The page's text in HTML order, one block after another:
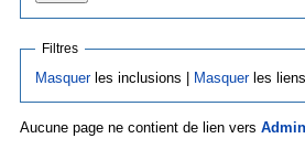
Filtres
Masquerles inclusions | Masquerles
Aucune page ne contient de lien vers